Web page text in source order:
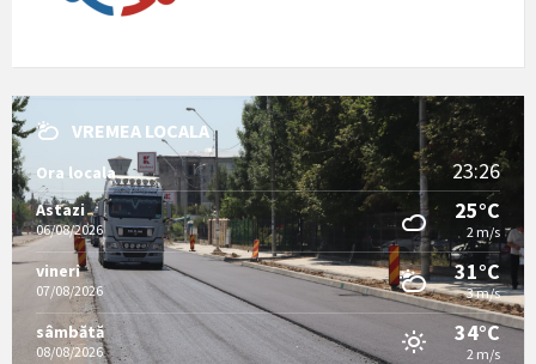
VREMEA LOCALA
Ora locala 23:26
Astazi
06/08/2026
25°C
2 m/s
vineri
07/08/2026
31°C
3 m/s
sâmbătă
08/08/2026
34°C
2 m/s